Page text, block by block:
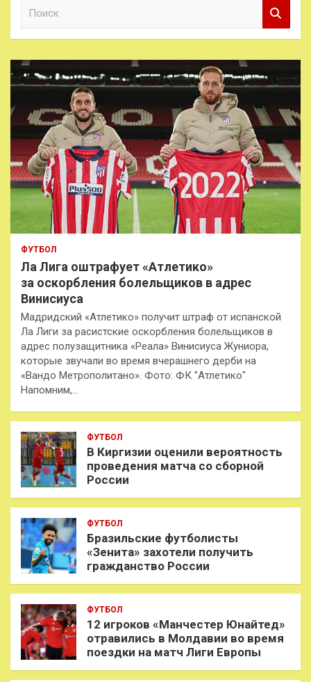
к
ФУТБОЛ
Ла Лига оштрафует «Атлетико»
за оскорбления болельщиков в адрес
Винисиуса
Мадридский «Атлетико» получит штраф от испанской
Ла Лиги за расистские оскорбления болельщиков в
адрес полузащитника «Реала» Винисиуса Жуниора,
которые звучали во время вчерашнего дерби на
«Вандо Метрополитано». Фото: ФК "Атлетико"
Напомним,…
ФУТБОЛ
В Киргизии оценили вероятность
проведения матча со сборной
России
ФУТБОЛ
Бразильские футболисты
«Зенита» захотели получить
гражданство России
ФУТБОЛ
12 игроков «Манчестер Юнайтед»
отравились в Молдавии во время
поездки на матч Лиги Европы